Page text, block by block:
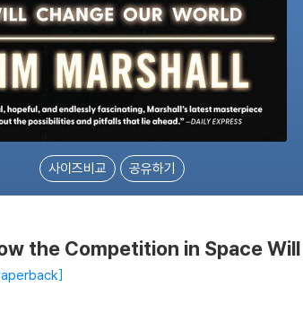
사이즈비교 공유하기
the Competition in Space